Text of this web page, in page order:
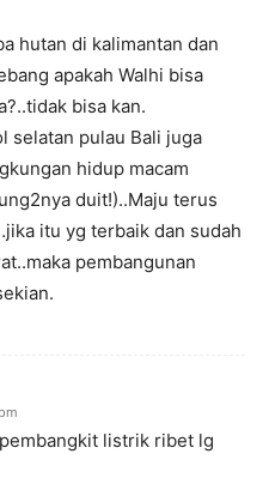
hutan di kalimantan dan
apakah Walhi bisa
bisa kan.
selatan pulau Bali juga
hidup macam
duit!)..Maju terus
itu yg terbaik dan sudah
pembangunan
listrik ribet lg